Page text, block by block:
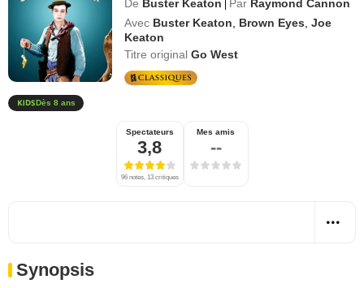
De Buster Keaton | Par Raymond Cannon
Avec Buster Keaton Brown Eyes ,Joe
Keaton
Titre originalGo West
Dès 8 ans
Spectateurs
3,8
96 notes, 13 critiques
Mes amis
--
Synopsis